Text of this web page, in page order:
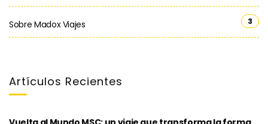
Sobre Madox Viajes 3
Artículos Recientes